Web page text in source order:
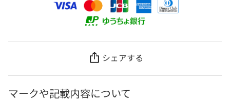
シェアする
マークや記載内容について